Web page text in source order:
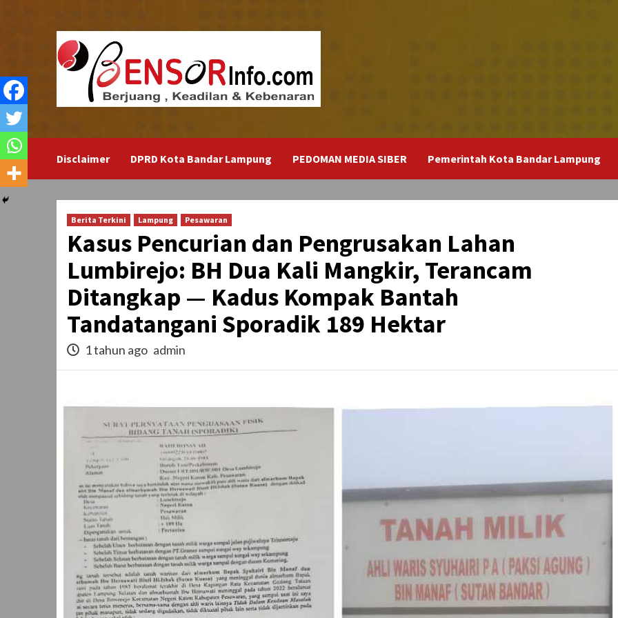
Disclaimer DPRD Kota Bandar Lampung PEDOMAN MEDIA SIBER Pemerintah Kota Bandar Lampung
Berita Terkini Lampung Pesawaran
Kasus Pencurian dan Pengrusakan Lahan
Lumbirejo: BH Dua Kali Mangkir, Terancam
Ditangkap — Kadus Kompak Bantah
Tandatangani Sporadik 189 Hektar
1 tahun ago admin